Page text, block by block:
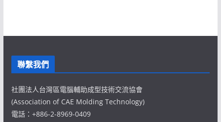
聯繫我們
社團法人台灣區電腦輔助成型技術交流協會
(Association of CAE Molding Technology)
電話：+886-2-8969-0409